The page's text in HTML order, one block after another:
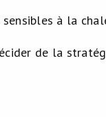
à la
de la